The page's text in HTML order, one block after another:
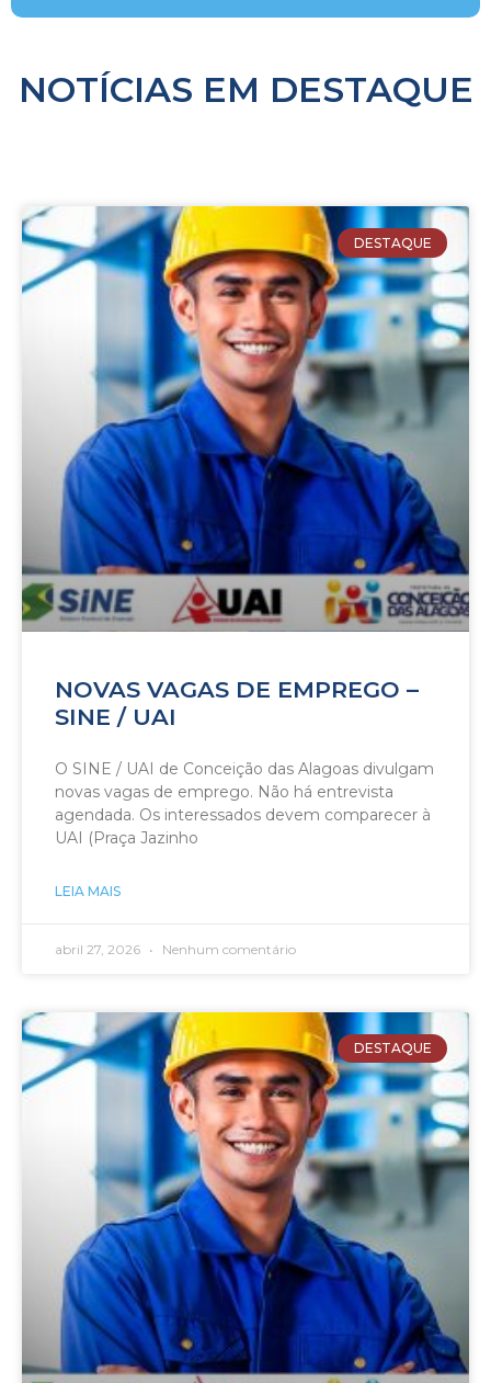
NOTÍCIAS EM DESTAQUE
DESTAQUE
NOVAS VAGAS DE EMPREGO –
SINE / UAI
O SINE / UAI de Conceição das Alagoas divulgam
novas vagas de emprego. Não há entrevista
agendada. Os interessados devem comparecer à
UAI (Praça Jazinho
LEIA MAIS
abril 27, 2026 Nenhum comentário
DESTAQUE